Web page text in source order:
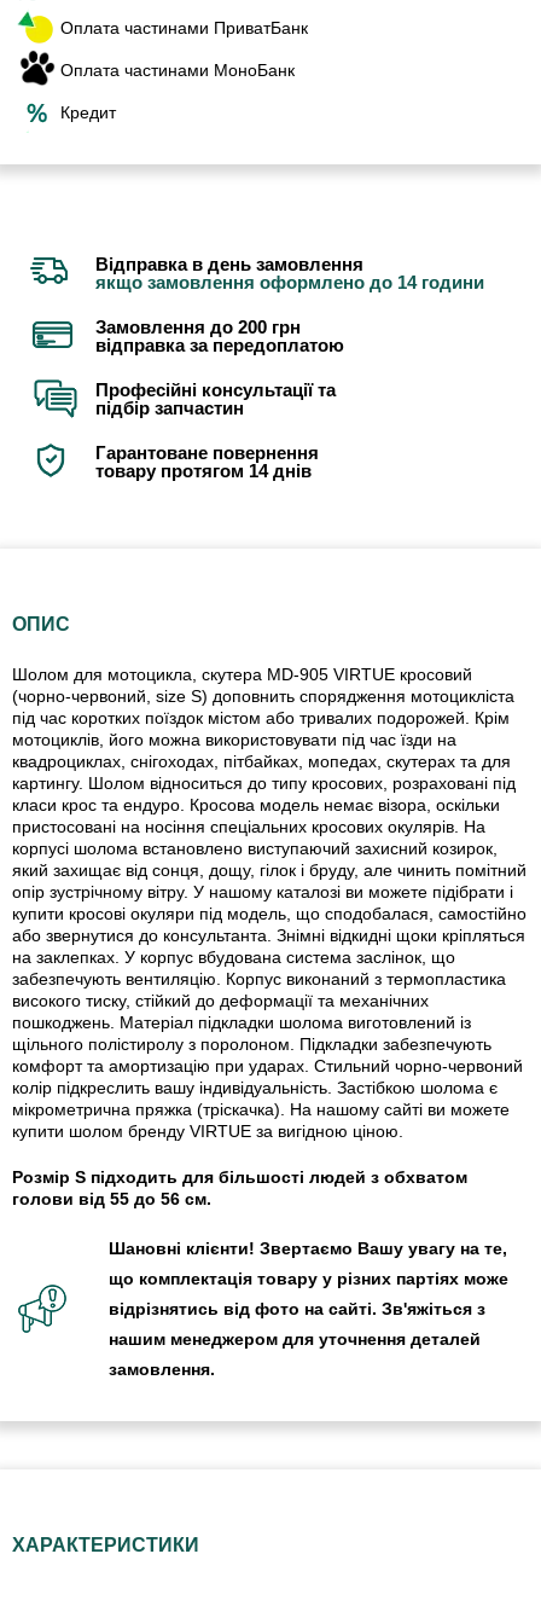
Оплата частинами ПриватБанк
Оплата частинами МоноБанк
Кредит
Відправка в день замовлення
якщо замовлення оформлено до 14 години
Замовлення до 200 грн
відправка за передоплатою
Професійні консультації та
підбір запчастин
Гарантоване повернення
товару протягом 14 днів
ОПИС
Шолом для мотоцикла, скутера MD-905 VIRTUE кросовий
(чорно-червоний, size S) доповнить спорядження мотоцикліста
під час коротких поїздок містом або тривалих подорожей. Крім
мотоциклів, його можна використовувати під час їзди на
квадроциклах, снігоходах, пітбайках, мопедах, скутерах та для
картингу. Шолом відноситься до типу кросових, розраховані під
класи крос та ендуро. Кросова модель немає візора, оскільки
пристосовані на носіння спеціальних кросових окулярів. На
корпусі шолома встановлено виступаючий захисний козирок,
який захищає від сонця, дощу, гілок і бруду, але чинить помітний
опір зустрічному вітру. У нашому каталозі ви можете підібрати і
купити кросові окуляри під модель, що сподобалася, самостійно
або звернутися до консультанта. Знімні відкидні щоки кріпляться
на заклепках. У корпус вбудована система заслінок, що
забезпечують вентиляцію. Корпус виконаний з термопластика
високого тиску, стійкий до деформації та механічних
пошкоджень. Матеріал підкладки шолома виготовлений із
щільного полістиролу з поролоном. Підкладки забезпечують
комфорт та амортизацію при ударах. Стильний чорно-червоний
колір підкреслить вашу індивідуальність. Застібкою шолома є
мікрометрична пряжка (тріскачка). На нашому сайті ви можете
купити шолом бренду VIRTUE за вигідною ціною.
Розмір S підходить для більшості людей з обхватом
голови від 55 до 56 см.
Шановні клієнти! Звертаємо Вашу увагу на те,
що комплектація товару у різних партіях може
відрізнятись від фото на сайті. Зв'яжіться з
нашим менеджером для уточнення деталей
замовлення.
ХАРАКТЕРИСТИКИ